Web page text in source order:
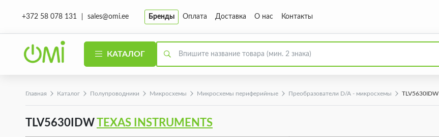
+372 58 078 131 sales@omi.ee Бренды Оплата Доставка О нас Контакты
КАТАЛОГ
Главная Каталог Полупроводники Микросхемы Микросхемы периферийные Преобразователи D/A - микросхемы TLV5630IDW
TLV5630IDWTEXAS INSTRUMENTS